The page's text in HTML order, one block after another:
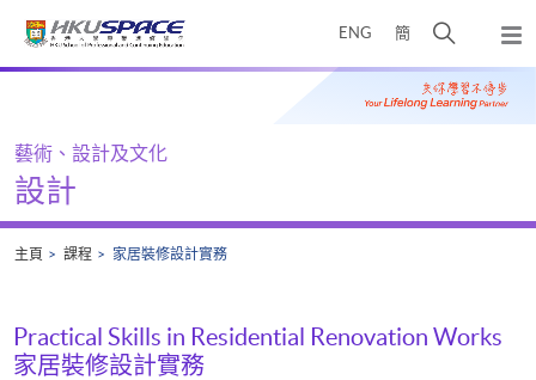
ENG 簡
開
搜
尋
彈
出
主
Main
藝術、設計及文化
設計
主頁 課程 家居裝修設計實務
Practical Skills in Residential Renovation Works
家居裝修設計實務